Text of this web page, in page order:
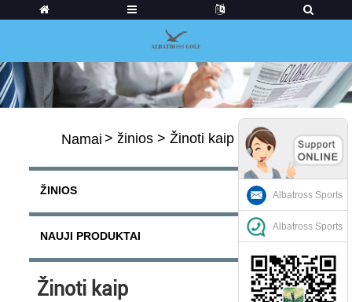
Namai > žinios > Žinoti kaip
ŽINIOS
NAUJI PRODUKTAI
Žinoti kaip
Albatross Sports
Albatross Sports